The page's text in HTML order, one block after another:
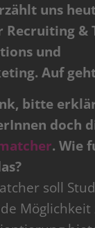
uns
Recruiting &
und
Auf
bitte
doch
. Wie
soll
Möglichkeit